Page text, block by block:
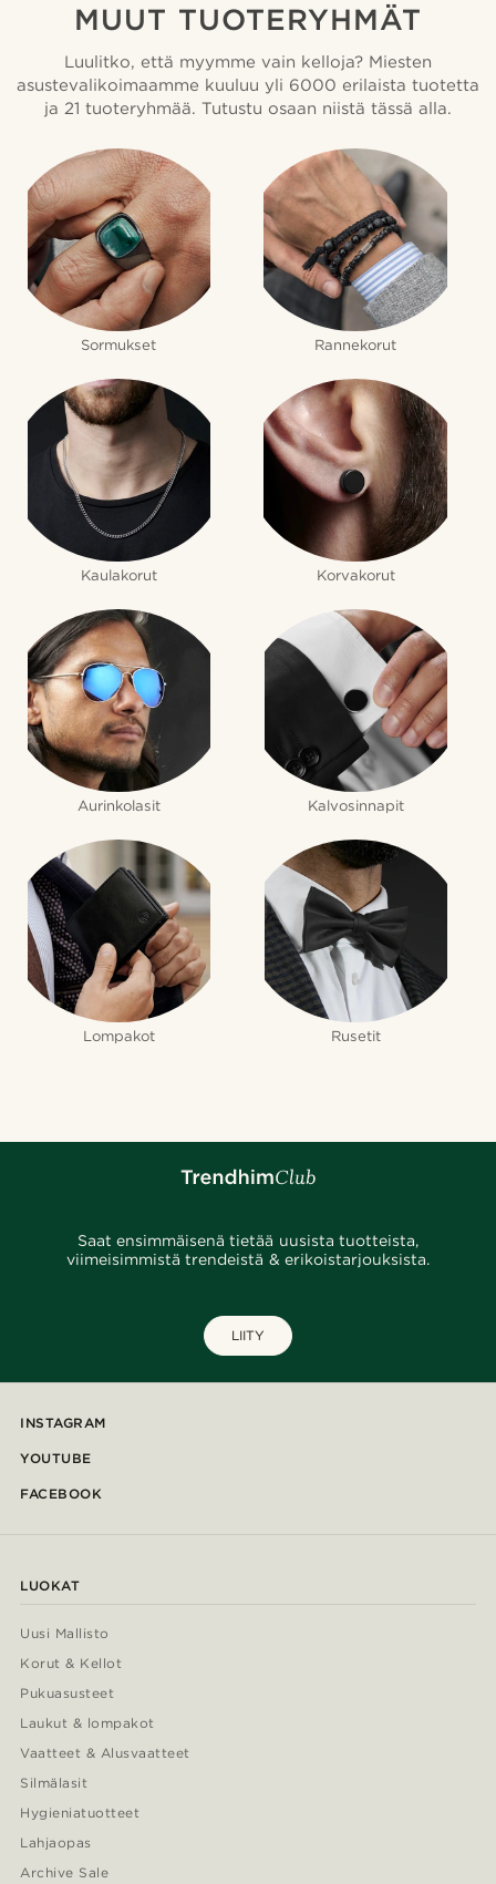
MUUT TUOTERYHMÄT
Luulitko, että myymme vain kelloja? Miesten
asustevalikoimaamme kuuluu yli 6000 erilaista tuotetta
ja 21 tuoteryhmää. Tutustu osaan niistä tässä alla.
Sormukset Rannekorut
Kaulakorut Korvakorut
Aurinkolasit Kalvosinnapit
Lompakot Rusetit
Saat ensimmäisenä tietää uusista tuotteista,
viimeisimmistä trendeistä & erikoistarjouksista.
LIITY
INSTAGRAM
YOUTUBE
FACEBOOK
LUOKAT
Uusi Mallisto
Korut & Kellot
Pukuasusteet
Laukut & lompakot
Vaatteet & Alusvaatteet
Silmälasit
Hygieniatuotteet
Lahjaopas
Archive Sale